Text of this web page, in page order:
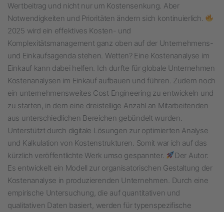
Wertbeitrag und nicht nur um Kostensenkung. Aber
Notwendigkeiten und Prioritäten ändern sich kontinuierlich.
2025 wird ein effektives Kosten- und
Komplexitätsmanagement ganz oben auf der Unternehmens-
und Einkaufsagenda stehen. Wetten? Eine Kostenanalyse im
Einkauf kann dabei helfen. Ich durfte für globale Unternehmen
Kostenanalysen im Einkauf aufbauen und führen. Zudem noch
ein unternehmensweites Cost Engineering zu entwickeln und
zu starten, in dem eine dreistellige Anzahl an Mitarbeitenden
aus unterschiedlichen Bereichen gebündelt wurden.
Unterstützt durch digitale Lösungen zur optimierten Analyse
und Kalkulation von Kostenstrukturen. Somit war ich auf das
kürzlich veröffentlichte Werk umso gespannter.
Der Autor:
Es entwickelt ein Modell zur organisatorischen Gestaltung der
Kostenanalyse in produzierenden Unternehmen. Durch eine
empirische Untersuchung, die auf quantitativen und
qualitativen Daten basiert, werden für typenspezifische